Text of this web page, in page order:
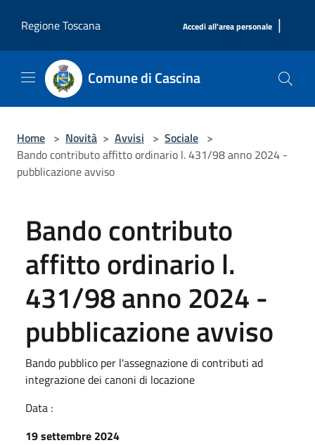
Regione Toscana
Accedi all'area personale |
Comune di Cascina
Home > Novità > Avvisi > Sociale >
Bando contributo affitto ordinario l. 431/98 anno 2024 -
pubblicazione avviso
Bando contributo
affitto ordinario l.
431/98 anno 2024 -
pubblicazione avviso
Bando pubblico per l'assegnazione di contributi ad
integrazione dei canoni di locazione
Data :
19 settembre 2024